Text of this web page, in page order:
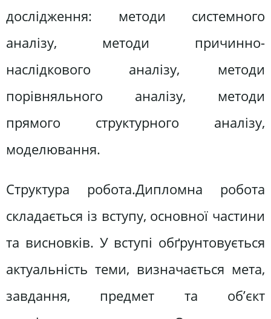
дослідження: методи системного
аналізу, методи причинно-
наслідкового аналізу, методи
порівняльного аналізу, методи
прямого структурного аналізу,
моделювання.
Структура робота.Дипломна робота
складається із вступу, основної частини
та висновків. У вступі обґрунтовується
актуальність теми, визначається мета,
завдання, предмет та об’єкт